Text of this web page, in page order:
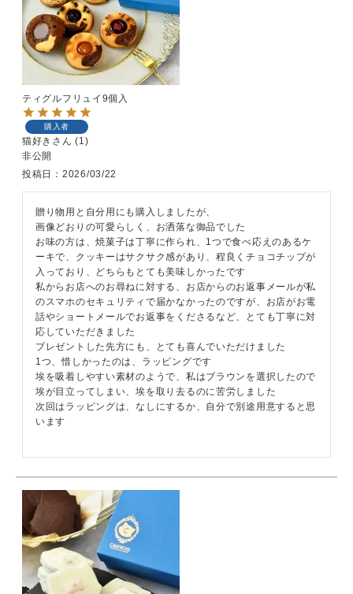
ティグルフリュイ9個入
購入者
猫好き
1
非公開
投稿日
2026/03/22
贈り物用と自分用にも購入しましたが、
画像どおりの可愛らしく、お洒落な御品でした
お味の方は、焼菓子は丁寧に作られ、1つで食べ応えのあるケ
ーキで、クッキーはサクサク感があり、程良くチョコチップが
入っており、どちらもとても美味しかったです
私からお店へのお尋ねに対する、お店からのお返事メールが私
のスマホのセキュリティで届かなかったのですが、お店がお電
話やショートメールでお返事をくださるなど、とても丁寧に対
応していただきました
プレゼントした先方にも、とても喜んでいただけました
1つ、惜しかったのは、ラッピングです
埃を吸着しやすい素材のようで、私はブラウンを選択したので
埃が目立ってしまい、埃を取り去るのに苦労しました
次回はラッピングは、なしにするか、自分で別途用意すると思
います